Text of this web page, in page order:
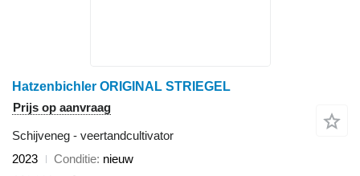
Hatzenbichler ORIGINAL STRIEGEL
Prijs op aanvraag
Schijveneg - veertandcultivator
2023
Conditie nieuw